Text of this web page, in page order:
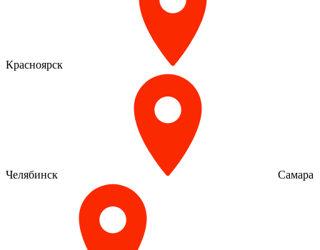
Красноярск
Челябинск Самара